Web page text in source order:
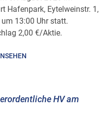
Hafenpark, Eytelweinstr. 1,
13:00 Uhr statt.
2,00 €/Aktie.
HV am